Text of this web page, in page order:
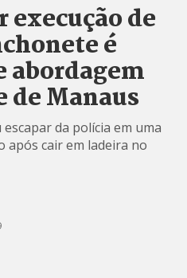
execução de
é
abordagem
de Manaus
da polícia em uma
após cair em ladeira no